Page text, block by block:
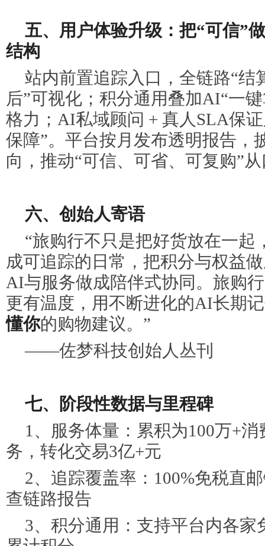
五、用户体验升级：把“可信”
结构
站内前置追踪入口，全链路“
后”可视化；积分通用叠加AI“一
格力；AI私域顾问 + 真人SLA保
保障”。平台按月发布透明报告，
向，推动“可信、可省、可复购”
六、创始人寄语
“旅购行不只是把好货放在一起
成可追踪的日常，把积分与权益
AI与服务做成陪伴式协同。旅购
更有温度，用不断进化的AI长期
懂你的购物建议。”
——佐梦科技创始人丛刊
七、阶段性数据与里程碑
1、服务体量：累积为100万+
务，转化交易3亿+元
2、追踪覆盖率：100%免税直
查链路报告
3、积分通用：支持平台内各家